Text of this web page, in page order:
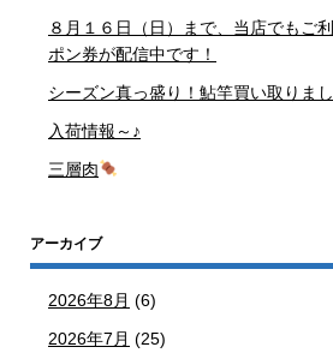
８月１６日（日）まで、当店でもご
ポン券が配信中です！
シーズン真っ盛り！鮎竿買い取りまし
入荷情報～♪
三層肉
アーカイブ
2026年8月 (6)
2026年7月 (25)